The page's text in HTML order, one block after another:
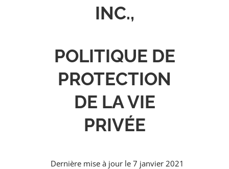
INC.,
POLITIQUE DE
PROTECTION
DE LA VIE
PRIVÉE
Dernière mise à jour le 7 janvier 2021